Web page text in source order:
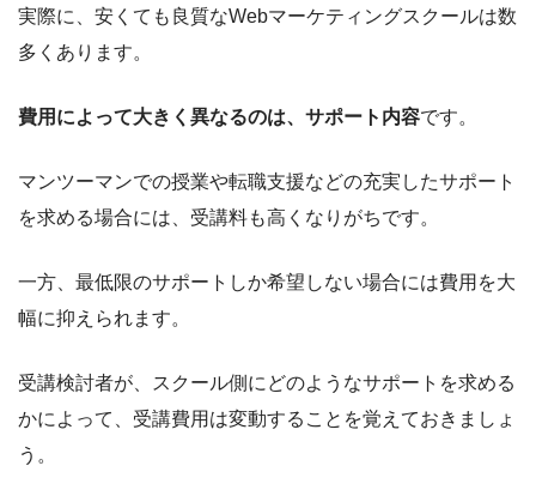
実際に、安くても良質なWebマーケティングスクールは数
多くあります。
費用によって大きく異なるのは、サポート内容です。
マンツーマンでの授業や転職支援などの充実したサポート
を求める場合には、受講料も高くなりがちです。
一方、最低限のサポートしか希望しない場合には費用を大
幅に抑えられます。
受講検討者が、スクール側にどのようなサポートを求める
かによって、受講費用は変動することを覚えておきましょ
う。